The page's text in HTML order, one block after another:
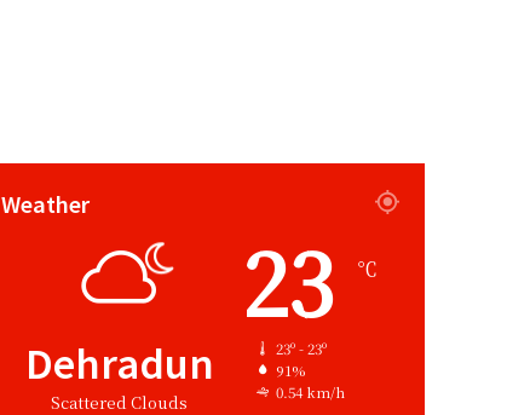
Weather
Dehradun
Scattered Clouds
23 ℃
23º - 23º
91%
0.54 km/h